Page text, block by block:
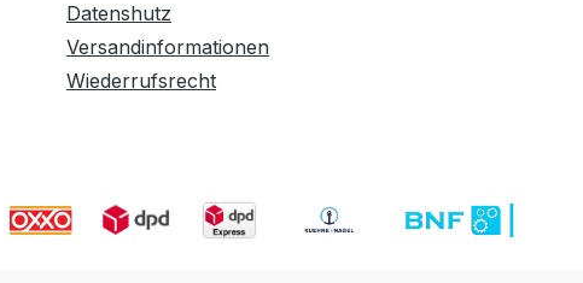
Datenshutz
Versandinformationen
Wiederrufsrecht